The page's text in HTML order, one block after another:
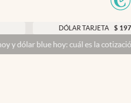
DÓLAR TARJETA $ 1976
hoy: cuál es la cotización del